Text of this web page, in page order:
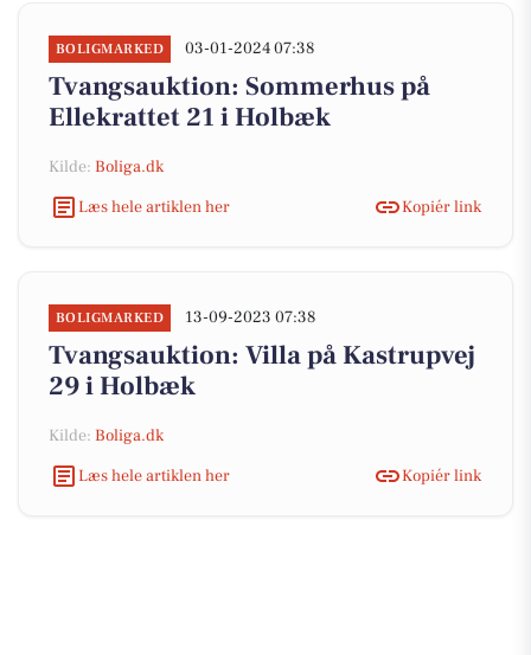
BOLIGMARKED 03-01-2024 07:38
Tvangsauktion: Sommerhus på
Ellekrattet 21 i Holbæk
Kilde: Boliga.dk
Læs hele artiklen her
Kopiér link
BOLIGMARKED 13-09-2023 07:38
Tvangsauktion: Villa på Kastrupvej
29 i Holbæk
Kilde: Boliga.dk
Læs hele artiklen her
Kopiér link